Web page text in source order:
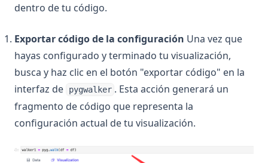
dentro de tu código.
Exportar código de la configuración Una vez que
hayas configurado y terminado tu visualización,
busca y haz clic en el botón "exportar código" en la
interfaz de
pygwalker . Esta acción generará un
fragmento de código que representa la
configuración actual de tu visualización.